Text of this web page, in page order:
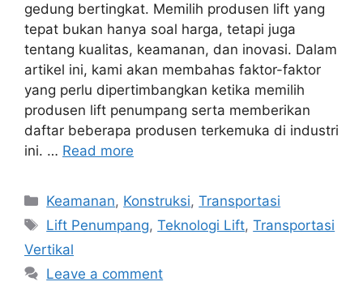
gedung bertingkat. Memilih produsen lift yang
tepat bukan hanya soal harga, tetapi juga
tentang kualitas, keamanan, dan inovasi. Dalam
artikel ini, kami akan membahas faktor-faktor
yang perlu dipertimbangkan ketika memilih
produsen lift penumpang serta memberikan
daftar beberapa produsen terkemuka di industri
ini. … Read more
Categories
Keamanan, Konstruksi,Transportasi
Tags
Lift Penumpang,Teknologi Lift,Transportasi
Vertikal
Leave a comment